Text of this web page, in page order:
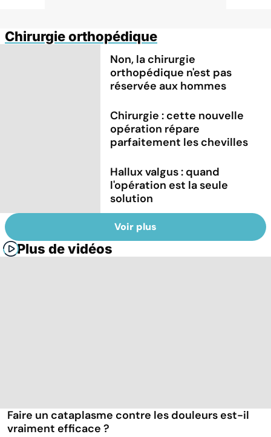
Chirurgie orthopédique
Non, la chirurgie
orthopédique n'est pas
réservée aux hommes
Chirurgie : cette nouvelle
opération répare
parfaitement les chevilles
Hallux valgus : quand
l'opération est la seule
solution
Voir plus
Plus de vidéos
Faire un cataplasme contre les douleurs est-il
vraiment efficace ?